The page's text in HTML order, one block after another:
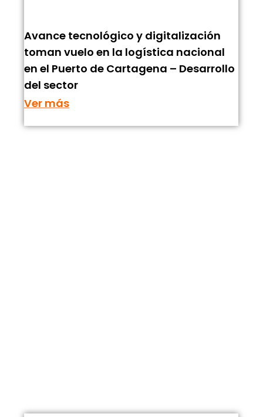
Avance tecnológico y digitalización
toman vuelo en la logística nacional
en el Puerto de Cartagena – Desarrollo
del sector
Ver más